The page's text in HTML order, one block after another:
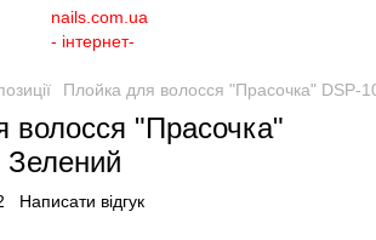
Плойка для волосся "Прасочка" DSP-
волосся "Прасочка"
Зелений
Написати відгук